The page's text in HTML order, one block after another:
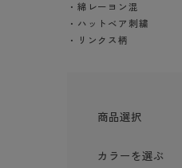
・綿レーヨン混
・ハットベア刺繍
・リンクス柄
商品選択
カラーを選ぶ